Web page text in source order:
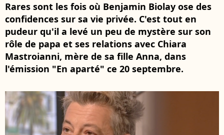
Rares sont les fois où Benjamin Biolay ose des
confidences sur sa vie privée. C'est tout en
pudeur qu'il a levé un peu de mystère sur son
rôle de papa et ses relations avec Chiara
Mastroianni, mère de sa fille Anna, dans
l'émission "En aparté" ce 20 septembre.